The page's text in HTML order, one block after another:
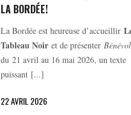
LA BORDÉE!
La Bordée est heureuse d’accueillir
Tableau Noir et de présenter
du 21 avril au 16 mai 2026, un texte
puissant [...]
22 AVRIL 2026